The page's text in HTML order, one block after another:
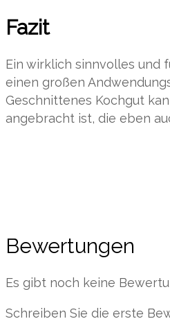
Fazit
Ein wirklich sinnvolles und
einen großen
Geschnittenes Kochgut
angebracht ist, die eben
Bewertungen
Es gibt noch keine
Schreiben Sie die erste